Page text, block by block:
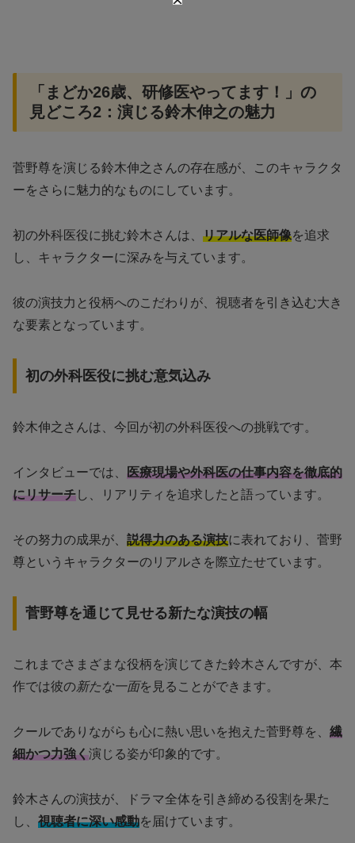
「まどか26歳、研修医やってます！」の
見どころ2：演じる鈴木伸之の魅力
菅野尊を演じる鈴木伸之さんの存在感が、このキャラクタ
ーをさらに魅力的なものにしています。
初の外科医役に挑む鈴木さんは、 リアルな医師像を追求
し、キャラクターに深みを与えています。
彼の演技力と役柄へのこだわりが、視聴者を引き込む大き
な要素となっています。
初の外科医役に挑む意気込み
鈴木伸之さんは、今回が初の外科医役への挑戦です。
インタビューでは、 医療現場や外科医の仕事内容を徹底的
にリサーチし、リアリティを追求したと語っています。
その努力の成果が、 説得力のある演技に表れており、菅野
尊というキャラクターのリアルさを際立たせています。
菅野尊を通じて見せる新たな演技の幅
これまでさまざまな役柄を演じてきた鈴木さんですが、本
作では彼の新たな一面を見ることができます。
クールでありながらも心に熱い思いを抱えた菅野尊を、 繊
細かつ力強く演じる姿が印象的です。
鈴木さんの演技が、ドラマ全体を引き締める役割を果た
し、 視聴者に深い感動を届けています。